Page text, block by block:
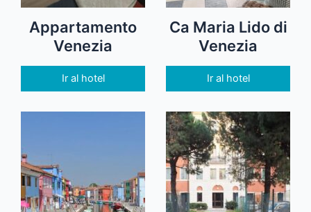
Appartamento
Venezia
Ir al hotel
Ca Maria Lido di
Venezia
Ir al hotel